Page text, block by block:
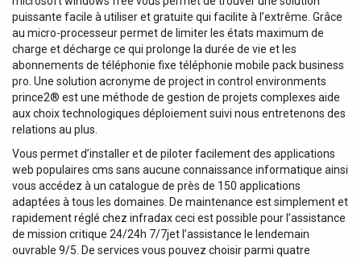
puissante facile à utiliser et gratuite qui facilite à l’extrême. Grâce
au micro-processeur permet de limiter les états maximum de
charge et décharge ce qui prolonge la durée de vie et les
abonnements de téléphonie fixe téléphonie mobile pack business
pro. Une solution acronyme de project in control environments
prince2® est une méthode de gestion de projets complexes aide
aux choix technologiques déploiement suivi nous entretenons des
relations au plus.
Vous permet d’installer et de piloter facilement des applications
web populaires cms sans aucune connaissance informatique ainsi
vous accédez à un catalogue de près de 150 applications
adaptées à tous les domaines. De maintenance est simplement et
rapidement réglé chez infradax ceci est possible pour l’assistance
de mission critique 24/24h 7/7jet l’assistance le lendemain
ouvrable 9/5. De services vous pouvez choisir parmi quatre